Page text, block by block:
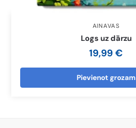
AINAVAS
Logs uz dārzu
19,99€
Pievienot grozam